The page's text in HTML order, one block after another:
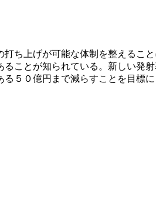
ち上げが可能な体制を整えるこ
ことが知られている。新しい発
５０億円まで減らすことを目標に